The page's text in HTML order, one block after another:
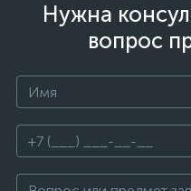
Нужна
вопрос